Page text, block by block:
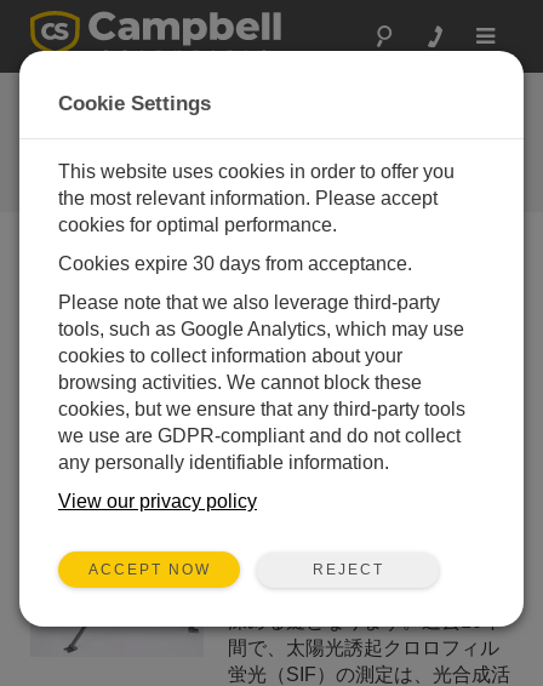
Toggle
Energy Topics
Your source for energy-related articles
Blog Menu
Displaying 1 - 14 of 14 articles
SIF測定におけるFluoreSens™10の独自の機能と
利点
著者： Prajaya Prajapati | 最終更新日: 10/30/2025 | コメント:
生態系レベルでモニタリングす
環、植生ストレス、そして気候
フィードバックに関する理解を
間で、太陽光誘起クロロフィル
蛍光（SIF）の測定は、光合成活
Cookie Settings
This website uses cookies in order to offer you
the most relevant information. Please accept
cookies for optimal performance.
Cookies expire 30 days from acceptance.
Please note that we also leverage third-party
tools, such as Google Analytics, which may use
cookies to collect information about your
browsing activities. We cannot block these
cookies, but we ensure that any third-party tools
we use are GDPR-compliant and do not collect
any personally identifiable information.
View our privacy policy
ACCEPT NOW REJECT